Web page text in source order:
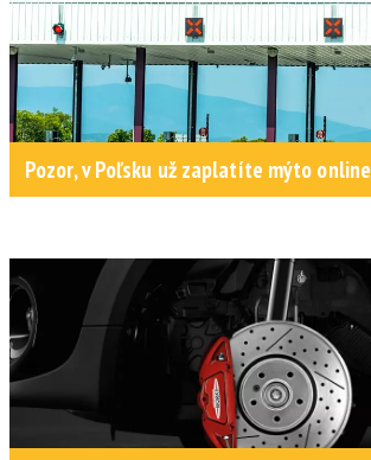
Pozor, v Poľsku už zaplatíte mýto online